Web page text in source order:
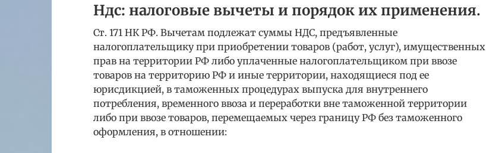
Ндс: налоговые вычеты и порядок их применения.
Ст. 171 НК РФ. Вычетам подлежат суммы НДС, предъявленные
налогоплательщику при приобретении товаров (работ, услуг), имущественных
прав на территории РФ либо уплаченные налогоплательщиком при ввозе
товаров на территорию РФ и иные территории, находящиеся под ее
юрисдикцией, в таможенных процедурах выпуска для внутреннего
потребления, временного ввоза и переработки вне таможенной территории
либо при ввозе товаров, перемещаемых через границу РФ без таможенного
оформления, в отношении: